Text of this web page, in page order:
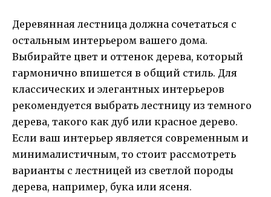
Деревянная лестница должна сочетаться с
остальным интерьером вашего дома.
Выбирайте цвет и оттенок дерева, который
гармонично впишется в общий стиль. Для
классических и элегантных интерьеров
рекомендуется выбрать лестницу из темного
дерева, такого как дуб или красное дерево.
Если ваш интерьер является современным и
минималистичным, то стоит рассмотреть
варианты с лестницей из светлой породы
дерева, например, бука или ясеня.